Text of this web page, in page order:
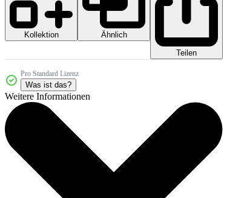
Kollektion
Ähnlich
Teilen
Pro Standard Lizenz
Was ist das?
Weitere Informationen